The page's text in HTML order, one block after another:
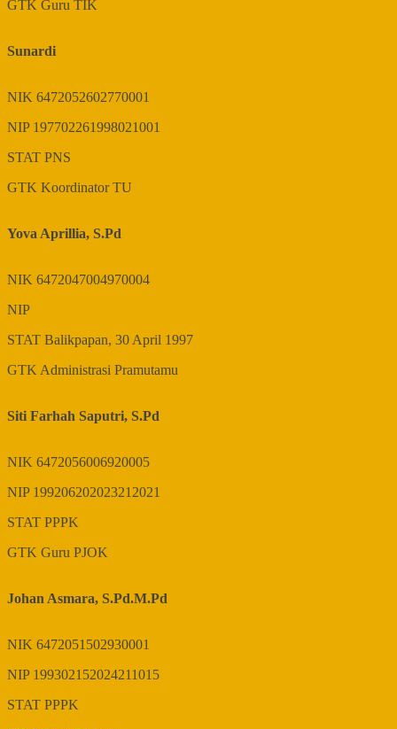
GTK Guru TIK
Sunardi
NIK 6472052602770001
NIP 197702261998021001
STAT PNS
GTK Koordinator TU
Yova Aprillia, S.Pd
NIK 6472047004970004
NIP
STAT Balikpapan, 30 April 1997
GTK Administrasi Pramutamu
Siti Farhah Saputri, S.Pd
NIK 6472056006920005
NIP 199206202023212021
STAT PPPK
GTK Guru PJOK
Johan Asmara, S.Pd.M.Pd
NIK 6472051502930001
NIP 199302152024211015
STAT PPPK